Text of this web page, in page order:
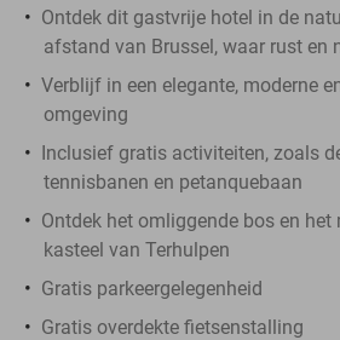
Ontdek dit gastvrije hotel in de
afstand van Brussel, waar rust en
Verblijf in een elegante, moderne
omgeving
Inclusief gratis activiteiten, zoals
tennisbanen en petanquebaan
Ontdek het omliggende bos en
kasteel van Terhulpen
Gratis parkeergelegenheid
Gratis overdekte fietsenstalling